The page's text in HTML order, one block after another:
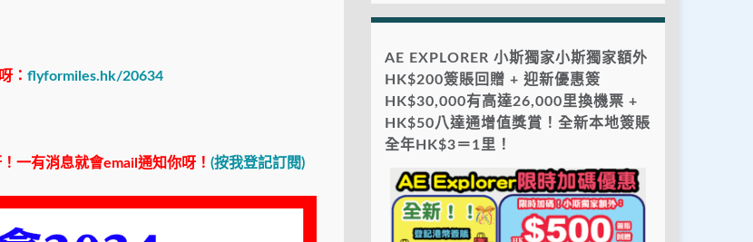
： flyformiles.hk/20634
一有消息就會email通知你呀！ (按我登記訂閱)
AE EXPLORER 小斯獨家小斯獨家額外
HK$200簽賬回贈 + 迎新優惠簽
HK$30,000有高達26,000里換機票 +
HK$50八達通增值獎賞！全新本地簽賬
全年HK$3＝1里！